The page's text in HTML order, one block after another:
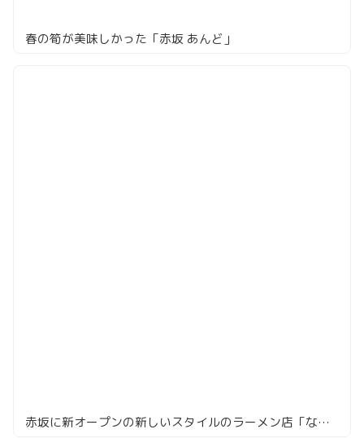
春の筍が美味しかった「赤坂 あんど」
赤坂に新オープンの新しいスタイルのラーメン店「なかご」